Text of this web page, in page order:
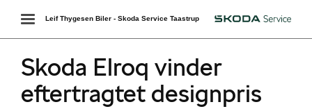
Toggle
navigation
Škoda
Leif Thygesen Biler - Skoda Service Taastrup
Skoda Elroq vinder
eftertragtet designpris